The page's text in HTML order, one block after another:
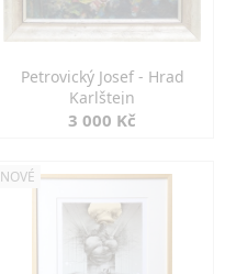
Petrovický Josef - Hrad
Karlštejn
3 000 Kč
NOVÉ